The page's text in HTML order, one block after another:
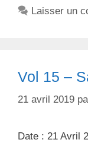
i
t
t
t
Laisser un
Vol 15 –
21 avril 2019
Date : 21 Avril